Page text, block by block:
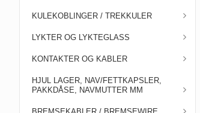
KULEKOBLINGER / TREKKULER
LYKTER OG LYKTEGLASS
KONTAKTER OG KABLER
HJUL LAGER, NAV/FETTKAPSLER,
PAKKDÅSE, NAVMUTTER MM